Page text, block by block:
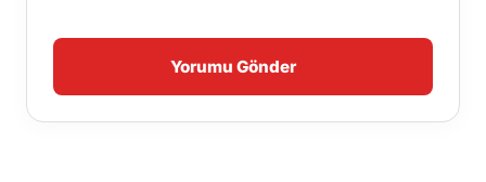
Yorumu Gönder